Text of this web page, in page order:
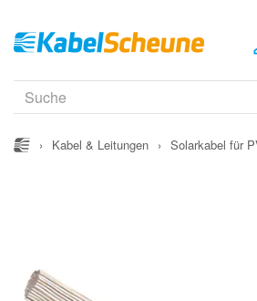
› Kabel & Leitungen › Solarkabel für